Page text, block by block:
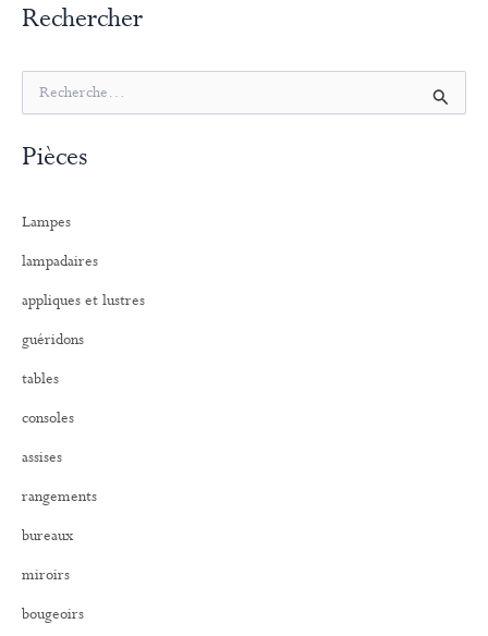
Rechercher
e
h
c
e
:
Pièces
Lampes
lampadaires
appliques et lustres
guéridons
tables
consoles
assises
rangements
bureaux
miroirs
bougeoirs